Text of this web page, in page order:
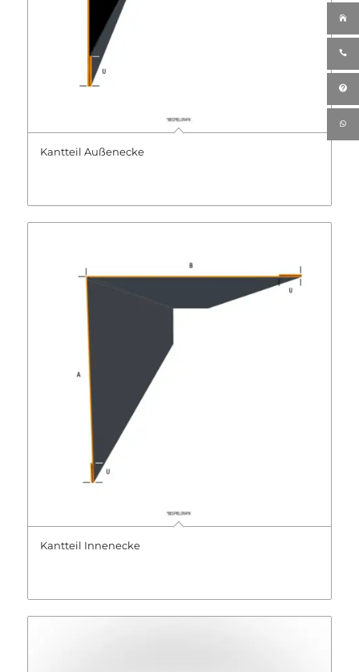
Kantteil Außenecke
Kantteil Innenecke